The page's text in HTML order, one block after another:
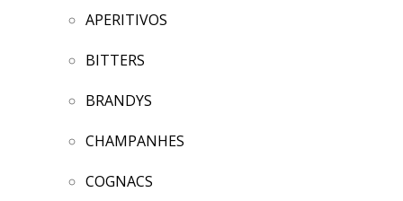
APERITIVOS
BITTERS
BRANDYS
CHAMPANHES
COGNACS